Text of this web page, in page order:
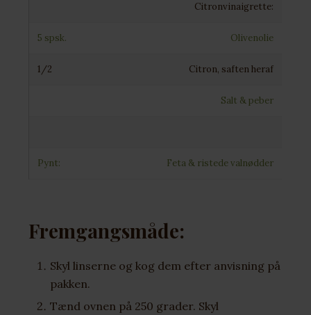
Citronvinaigrette:
5 spsk. Olivenolie
1/2 Citron, saften heraf
Salt & peber
Pynt: Feta & ristede valnødder
Fremgangsmåde:
Skyl linserne og kog dem efter anvisning på
pakken.
Tænd ovnen på 250 grader. Skyl